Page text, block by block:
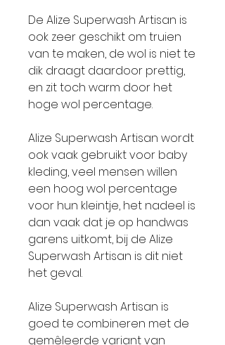
De Alize Superwash Artisan is
ook zeer geschikt om truien
van te maken, de wol is niet te
dik draagt daardoor prettig,
en zit toch warm door het
hoge wol percentage.
Alize Superwash Artisan wordt
ook vaak gebruikt voor baby
kleding, veel mensen willen
een hoog wol percentage
voor hun kleintje, het nadeel is
dan vaak dat je op handwas
garens uitkomt, bij de Alize
Superwash Artisan is dit niet
het geval.
Alize Superwash Artisan is
goed te combineren met de
gemêleerde variant van